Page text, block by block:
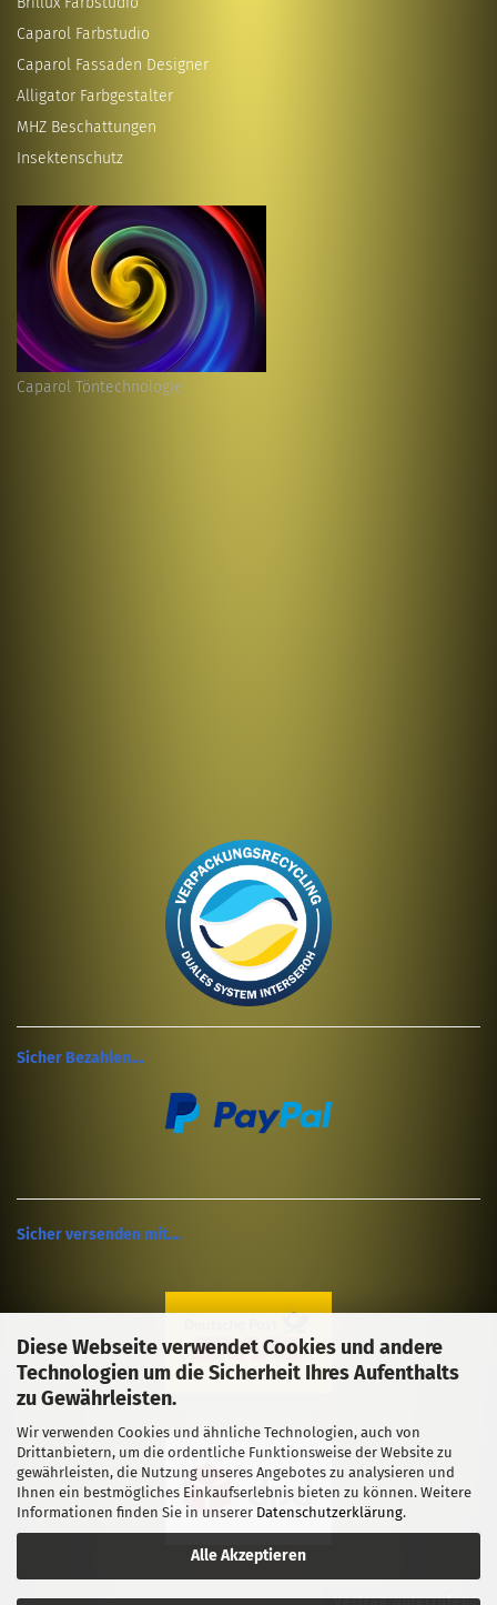
Diese Webseite verwendet Cookies und andere
Technologien um die Sicherheit Ihres Aufenthalts
zu Gewährleisten.
Wir verwenden Cookies und ähnliche Technologien, auch von
Drittanbietern, um die ordentliche Funktionsweise der Website zu
gewährleisten, die Nutzung unseres Angebotes zu analysieren und
Ihnen ein bestmögliches Einkaufserlebnis bieten zu können. Weitere
Informationen finden Sie in unserer Datenschutzerklärung.
Alle Akzeptieren
Caparol Farbstudio
Caparol Fassaden Designer
Alligator Farbgestalter
MHZ Beschattungen
Insektenschutz
Caparol Töntechnologie
Sicher Bezahlen....
Sicher versenden mit....
Vertrag widerrufen